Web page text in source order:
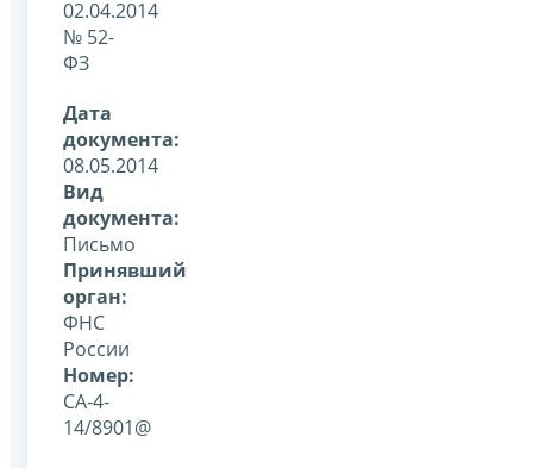
02.04.2014
№ 52-
ФЗ
Дата
документа:
08.05.2014
Вид
документа:
Письмо
Принявший
орган:
ФНС
России
Номер:
СА-4-
14/8901@